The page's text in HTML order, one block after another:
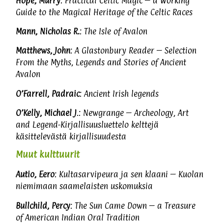
Guide to the Magical Heritage of the Celtic Races
Mann, Nicholas R.: The Isle of Avalon
Matthews, John: A Glastonbury Reader – Selection
From the Myths, Legends and Stories of Ancient
Avalon
O’Farrell, Padraic: Ancient Irish legends
O’Kelly, Michael J.: Newgrange – Archeology, Art
and Legend-Kirjallisuusluettelo kelttejä
käsittelevästä kirjallisuudesta
Muut kulttuurit
Autio, Eero: Kultasarvipeura ja sen klaani – Kuolan
niemimaan saamelaisten uskomuksia
Bullchild, Percy: The Sun Came Down – a Treasure
of American Indian Oral Tradition